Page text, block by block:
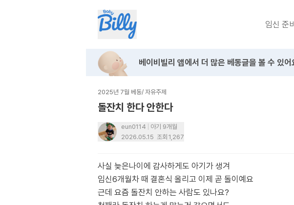
임신 준
베이비빌리 앱에서 더 많은 베동글을 볼 수 있어
2025년 7월 베동/ 자유주제
돌잔치 한다 안한다
eun0114
아기 9개월
2026.05.15 조회 1,267
사실 늦은나이에 감사하게도 아기가 생겨
임신6개월차 때 결혼식 올리고 이제 곧 돌이예요
근데 요즘 돌잔치 안하는 사람도 있나요?